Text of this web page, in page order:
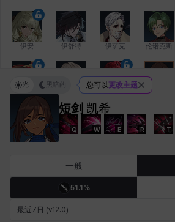
伊安 伊舒特 伊萨克 伦诺克斯
修凯 克雷弗
埃琳娜 埃索 塔齐娅
短剑 凯希
Q W E R T
光 黑暗的 您可以更改主题
一般
51.1%
最近7日 (v12.0)